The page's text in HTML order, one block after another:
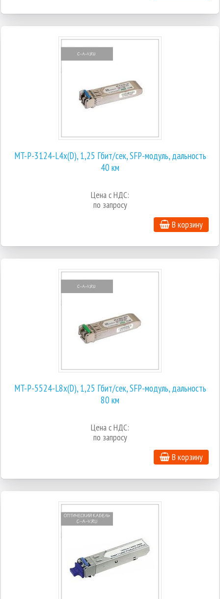
MT-P-3124-L4x(D), 1,25 Гбит/сек, SFP-модуль, дальность
40 км
Цена с НДС:
по запросу
В корзину
MT-P-5524-L8x(D), 1,25 Гбит/сек, SFP-модуль, дальность
80 км
Цена с НДС:
по запросу
В корзину